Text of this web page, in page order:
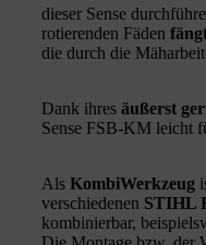
dieser Sense
rotierenden Fäden
die durch die
Dank ihres äußerst
Sense FSB-KM leicht
Als KombiWerkzeug
verschiedenen STIHL
kombinierbar,